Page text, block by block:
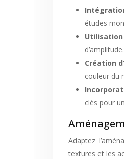
études
Utilisation
Création
couleur du
clés pour
Adaptez
textures et les